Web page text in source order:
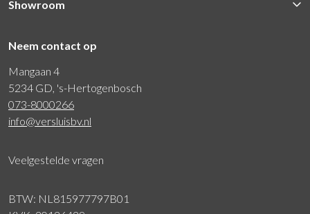
Showroom
Neem contact op
Mangaan 4
5234 GD, 's-Hertogenbosch
073-8000266
info@versluisbv.nl
Veelgestelde vragen
BTW: NL815977797B01